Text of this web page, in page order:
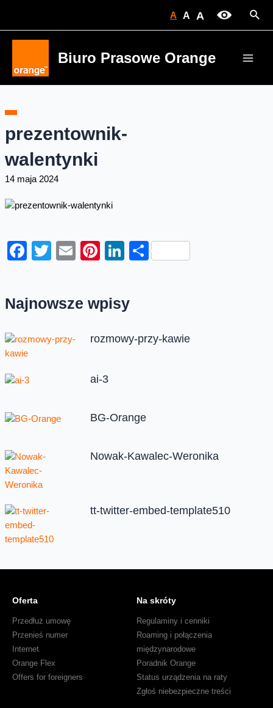
A A A
Biuro Prasowe Orange
prezentownik-
walentynki
14 maja 2024
Facebook
Twitter
EmailPinterest
LinkedIn
Share
Najnowsze wpisy
rozmowy-przy-kawie
ai-3
BG-Orange
Nowak-Kawalec-Weronika
tt-twitter-embed-template510
Oferta
Przedłuż umowę
Przenieś numer
Internet
Orange Flex
Offers for foreigners
Na skróty
Regulaminy i cenniki
Roaming i połączenia
międzynarodowe
Poradnik Orange
Status urządzenia na raty
Zgłoś niebezpieczne treści